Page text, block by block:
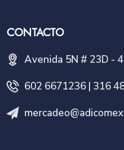
CONTACTO
Avenida 5N # 23D -
602 6671236 | 316